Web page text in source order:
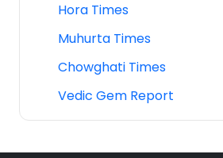
Hora Times
Muhurta Times
Chowghati Times
Vedic Gem Report